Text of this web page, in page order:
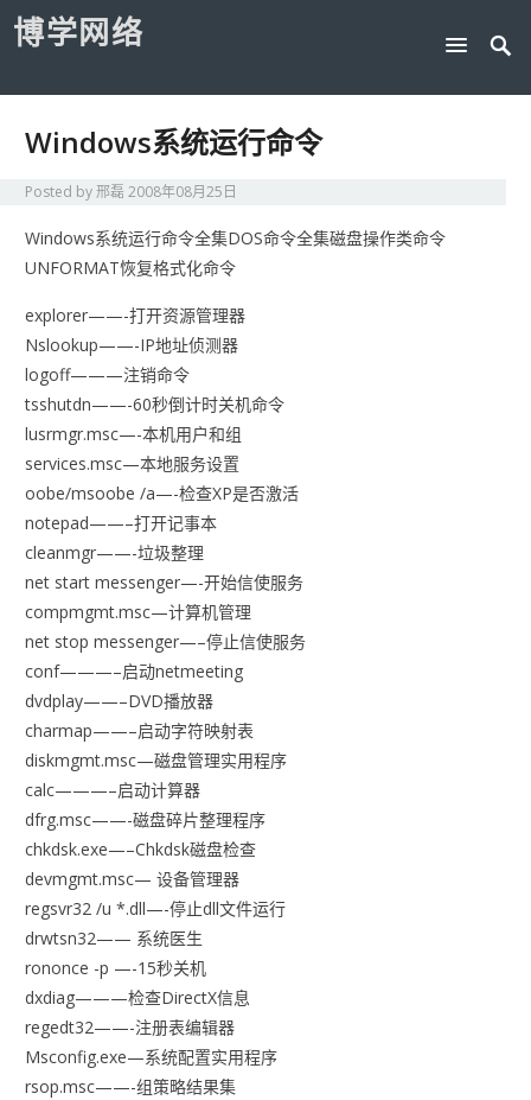
博学网络
Windows系统运行命令
Posted by邢磊2008年08月25日
Windows系统运行命令全集DOS命令全集磁盘操作类命令
UNFORMAT恢复格式化命令
explorer——-打开资源管理器
Nslookup——-IP地址侦测器
logoff———注销命令
tsshutdn——-60秒倒计时关机命令
lusrmgr.msc—-本机用户和组
services.msc—本地服务设置
oobe/msoobe /a—-检查XP是否激活
notepad——–打开记事本
cleanmgr——-垃圾整理
net start messenger—-开始信使服务
compmgmt.msc—计算机管理
net stop messenger—–停止信使服务
conf———–启动netmeeting
dvdplay——–DVD播放器
charmap——–启动字符映射表
diskmgmt.msc—磁盘管理实用程序
calc———–启动计算器
dfrg.msc——-磁盘碎片整理程序
chkdsk.exe—–Chkdsk磁盘检查
devmgmt.msc— 设备管理器
regsvr32 /u *.dll—-停止dll文件运行
drwtsn32—— 系统医生
rononce -p —-15秒关机
dxdiag———检查DirectX信息
regedt32——-注册表编辑器
Msconfig.exe—系统配置实用程序
rsop.msc——-组策略结果集